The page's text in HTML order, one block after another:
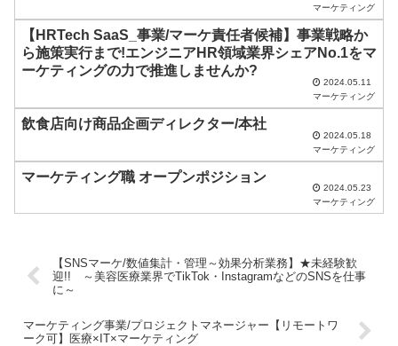
だ
。
マーケティング
【HRTech SaaS_事業/マーケ責任者候補】事業戦略か
ら施策実行まで!エンジニアHR領域業界シェアNo.1をマ
ーケティングの力で推進しませんか?
2024.05.11
マーケティング
飲食店向け商品企画ディレクター/本社
2024.05.18
マーケティング
マーケティング職 オープンポジション
2024.05.23
マーケティング
【SNSマーケ/数値集計・管理～効果分析業務】★未経験歓
迎!! ～美容医療業界でTikTok・InstagramなどのSNSを仕事
に～
マーケティング事業/プロジェクトマネージャー【リモートワ
ーク可】医療×IT×マーケティング